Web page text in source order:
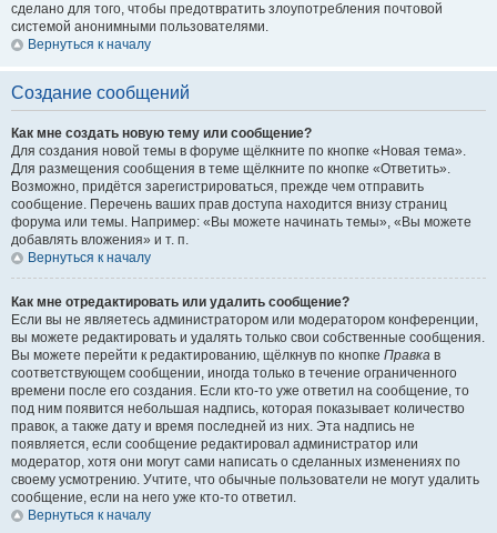
сделано для того, чтобы предотвратить злоупотребления почтовой
системой анонимными пользователями.
Вернуться к началу
Создание сообщений
Как мне создать новую тему или сообщение?
Для создания новой темы в форуме щёлкните по кнопке «Новая тема».
Для размещения сообщения в теме щёлкните по кнопке «Ответить».
Возможно, придётся зарегистрироваться, прежде чем отправить
сообщение. Перечень ваших прав доступа находится внизу страниц
форума или темы. Например: «Вы можете начинать темы», «Вы можете
добавлять вложения» и т. п.
Вернуться к началу
Как мне отредактировать или удалить сообщение?
Если вы не являетесь администратором или модератором конференции,
вы можете редактировать и удалять только свои собственные сообщения.
Вы можете перейти к редактированию, щёлкнув по кнопке Правка в
соответствующем сообщении, иногда только в течение ограниченного
времени после его создания. Если кто-то уже ответил на сообщение, то
под ним появится небольшая надпись, которая показывает количество
правок, а также дату и время последней из них. Эта надпись не
появляется, если сообщение редактировал администратор или
модератор, хотя они могут сами написать о сделанных изменениях по
своему усмотрению. Учтите, что обычные пользователи не могут удалить
сообщение, если на него уже кто-то ответил.
Вернуться к началу